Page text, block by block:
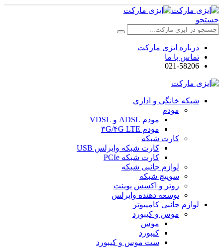
جستجو
درباره ایزی مارکت
تماس با ما
021-58206
شبکه خانگی و اداری
مودم
مودم ADSL و VDSL
مودم ۳G/۴G LTE
کارت شبکه
کارت شبکه وایرلس USB
کارت شبکه PCIe
لوازم جانبی شبکه
سوییچ شبکه
روتر و اکسس پوینت
توسعه دهنده وایرلس
لوازم جانبی کامپیوتر
موس و کیبورد
موس
کیبورد
ست موس و کیبورد